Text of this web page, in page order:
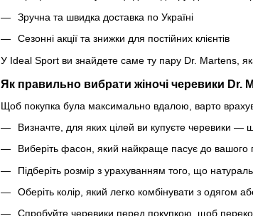
Зручна та швидка доставка по Україні
Сезонні акції та знижки для постійних клієнтів
У Ideal Sport ви знайдете саме ту пару Dr. Martens,
Як правильно вибрати жіночі черевики Dr.
Щоб покупка була максимально вдалою, варто
Визначте, для яких цілей ви купуєте черевики —
Виберіть фасон, який найкраще пасує до вашого
Підберіть розмір з урахуванням того, що
Оберіть колір, який легко комбінувати з одягом
Спробуйте черевики перед покупкою, щоб